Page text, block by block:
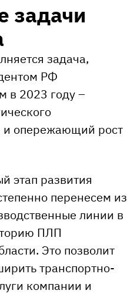
задачи
задача,
РФ
в 2023 году –
и опережающий рост
этап развития
перенесем из
линии в
ПЛП
Это позволит
транспортно-
компании и